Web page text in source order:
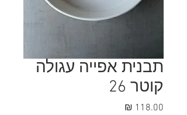
תבנית אפייה עגולה
קוטר 26